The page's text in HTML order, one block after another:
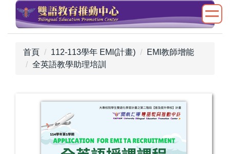
主
首頁 112-113學年 EMI(計畫)
EMI教師增能
全英語教學助理培訓